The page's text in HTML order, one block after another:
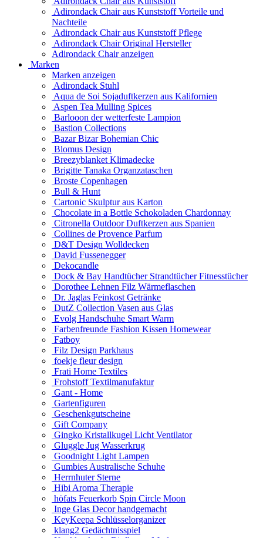
Adirondack Chair aus Kunststoff Vorteile und
Nachteile
Adirondack Chair aus Kunststoff Pflege
Adirondack Chair Original Hersteller
Adirondack Chair anzeigen
Marken
Marken anzeigen
Adirondack Stuhl
Aqua de Soi Sojaduftkerzen aus Kalifornien
Aspen Tea Mulling Spices
Barlooon der wetterfeste Lampion
Bastion Collections
Bazar Bizar Bohemian Chic
Blomus Design
Breezyblanket Klimadecke
Brigitte Tanaka Organzataschen
Broste Copenhagen
Bull & Hunt
Cartonic Skulptur aus Karton
Chocolate in a Bottle Schokoladen Chardonnay
Citronella Outdoor Duftkerzen aus Spanien
Collines de Provence Parfum
D&T Design Wolldecken
David Fussenegger
Dekocandle
Dock & Bay Handtücher Strandtücher Fitnesstücher
Dorothee Lehnen Filz Wärmeflaschen
Dr. Jaglas Feinkost Getränke
DutZ Collection Vasen aus Glas
Evolg Handschuhe Smart Warm
Farbenfreunde Fashion Kissen Homewear
Fatboy
Filz Design Parkhaus
foekje fleur design
Frati Home Textiles
Frohstoff Textilmanufaktur
Gant - Home
Gartenfiguren
Geschenkgutscheine
Gift Company
Gingko Kristallkugel Licht Ventilator
Gluggle Jug Wasserkrug
Goodnight Light Lampen
Gumbies Australische Schuhe
Herrnhuter Sterne
Hibi Aroma Therapie
höfats Feuerkorb Spin Circle Moon
Inge Glas Decor handgemacht
KeyKeepa Schlüsselorganizer
klang2 Gedächtnisspiel